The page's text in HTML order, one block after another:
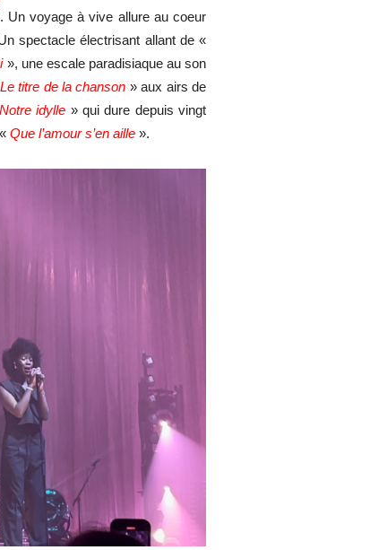
. Un voyage à vive allure au coeur
spectacle électrisant allant de «
», une escale paradisiaque au son
Le titre de la chanson » aux airs de
Notre idylle » qui dure depuis vingt
Que l’amour s’en aille ».